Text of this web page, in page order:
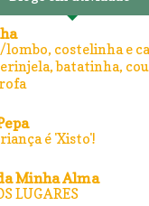
lombo, costelinha e
batatinha,
é 'Xisto'!
Minha Alma
LUGARES